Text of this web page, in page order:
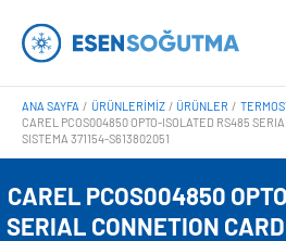
atla
ANA SAYFA ÜRÜNLERIMIZ ÜRÜNLER
CAREL PCOS004850 OPTO-ISOLATED RS485
SISTEMA 371154-S613802051
CAREL PCOS004850
SERIAL CONNETION